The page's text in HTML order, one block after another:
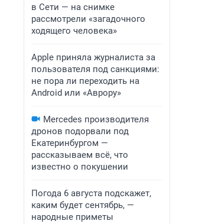
в Сети — на снимке
рассмотрели «загадочного
ходящего человека»
Apple приняла журналиста за
пользователя под санкциями:
не пора ли переходить на
Android или «Аврору»
Mercedes производителя
дронов подорвали под
Екатеринбургом —
рассказываем всё, что
известно о покушении
Погода 6 августа подскажет,
каким будет сентябрь, —
народные приметы